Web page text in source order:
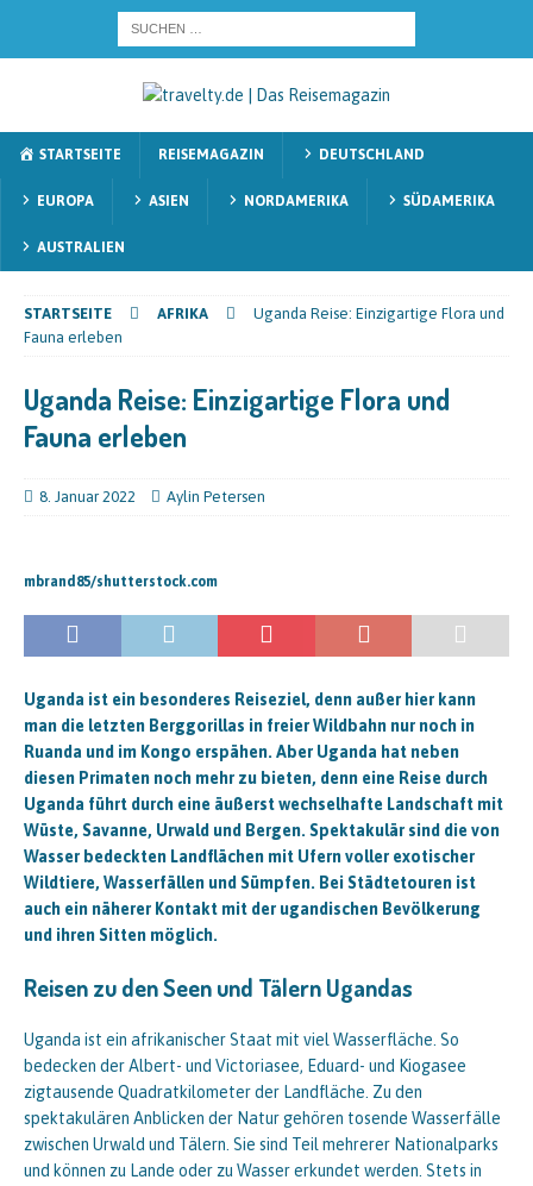
STARTSEITE REISEMAGAZIN DEUTSCHLAND
EUROPA ASIEN NORDAMERIKA SÜDAMERIKA
AUSTRALIEN
STARTSEITE AFRIKA
Uganda Reise: Einzigartige Flora und
Fauna erleben
Uganda Reise: Einzigartige Flora und
Fauna erleben
8. Januar 2022 Aylin Petersen
mbrand85/shutterstock.com
Uganda ist ein besonderes Reiseziel, denn außer hier kann
man die letzten Berggorillas in freier Wildbahn nur noch in
Ruanda und im Kongo erspähen. Aber Uganda hat neben
diesen Primaten noch mehr zu bieten, denn eine Reise durch
Uganda führt durch eine äußerst wechselhafte Landschaft mit
Wüste, Savanne, Urwald und Bergen. Spektakulär sind die von
Wasser bedeckten Landflächen mit Ufern voller exotischer
Wildtiere, Wasserfällen und Sümpfen. Bei Städtetouren ist
auch ein näherer Kontakt mit der ugandischen Bevölkerung
und ihren Sitten möglich.
Reisen zu den Seen und Tälern Ugandas
Uganda ist ein afrikanischer Staat mit viel Wasserfläche. So
bedecken der Albert- und Victoriasee, Eduard- und Kiogasee
zigtausende Quadratkilometer der Landfläche. Zu den
spektakulären Anblicken der Natur gehören tosende Wasserfälle
zwischen Urwald und Tälern. Sie sind Teil mehrerer Nationalparks
und können zu Lande oder zu Wasser erkundet werden. Stets in